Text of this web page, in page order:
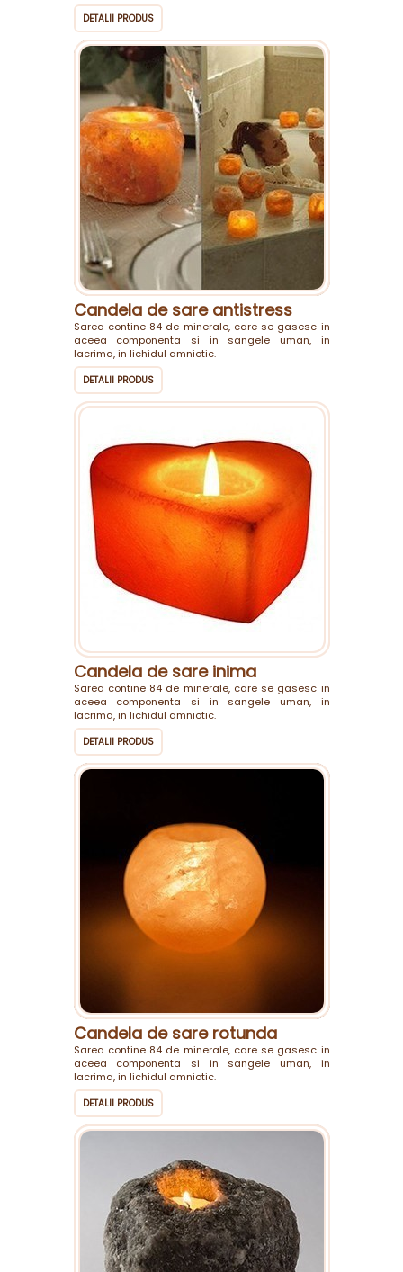
DETALII PRODUS
Candela de sare antistress
Sarea contine 84 de minerale, care se gasesc in
aceea componenta si in sangele uman, in
lacrima, in lichidul amniotic.
DETALII PRODUS
Candela de sare inima
Sarea contine 84 de minerale, care se gasesc in
aceea componenta si in sangele uman, in
lacrima, in lichidul amniotic.
DETALII PRODUS
Candela de sare rotunda
Sarea contine 84 de minerale, care se gasesc in
aceea componenta si in sangele uman, in
lacrima, in lichidul amniotic.
DETALII PRODUS